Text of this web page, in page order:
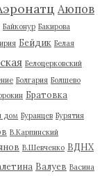
Аюпов
Байконур Бакирова
Бейдик Белая
Белоцерковский
Болгария Болшево
Братовка
дом Буранцев Бурятия
В.Карпинский
В.Шевченко ВДНХ
Валуев Васина